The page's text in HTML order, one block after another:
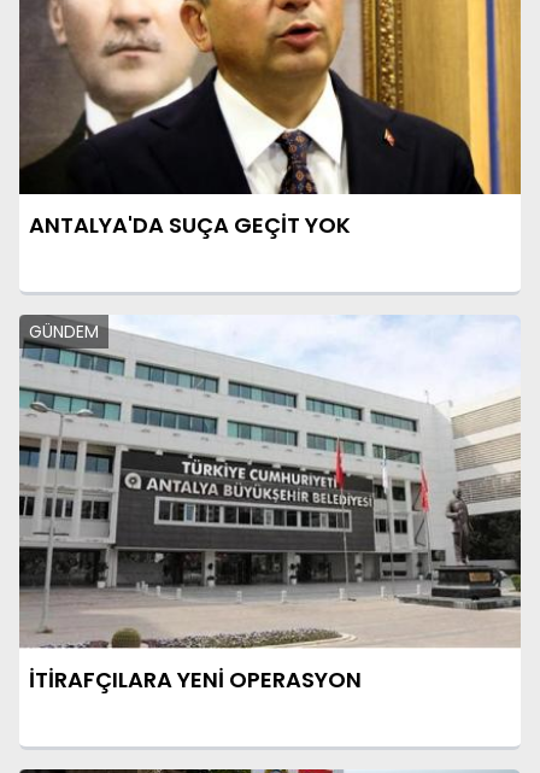
ANTALYA'DA SUÇA GEÇİT YOK
GÜNDEM
İTİRAFÇILARA YENİ OPERASYON